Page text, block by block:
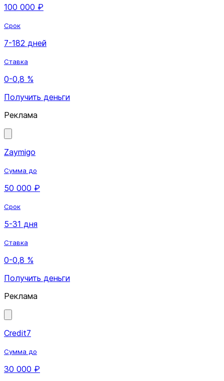
100 000 ₽
Срок
7-182 дней
Ставка
0-0,8 %
Получить деньги
Реклама
Zaymigo
Сумма до
50 000 ₽
Срок
5-31 дня
Ставка
0-0,8 %
Получить деньги
Реклама
Credit7
Сумма до
30 000 ₽